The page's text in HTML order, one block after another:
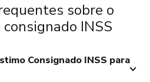
sobre o
INSS
Consignado INSS para